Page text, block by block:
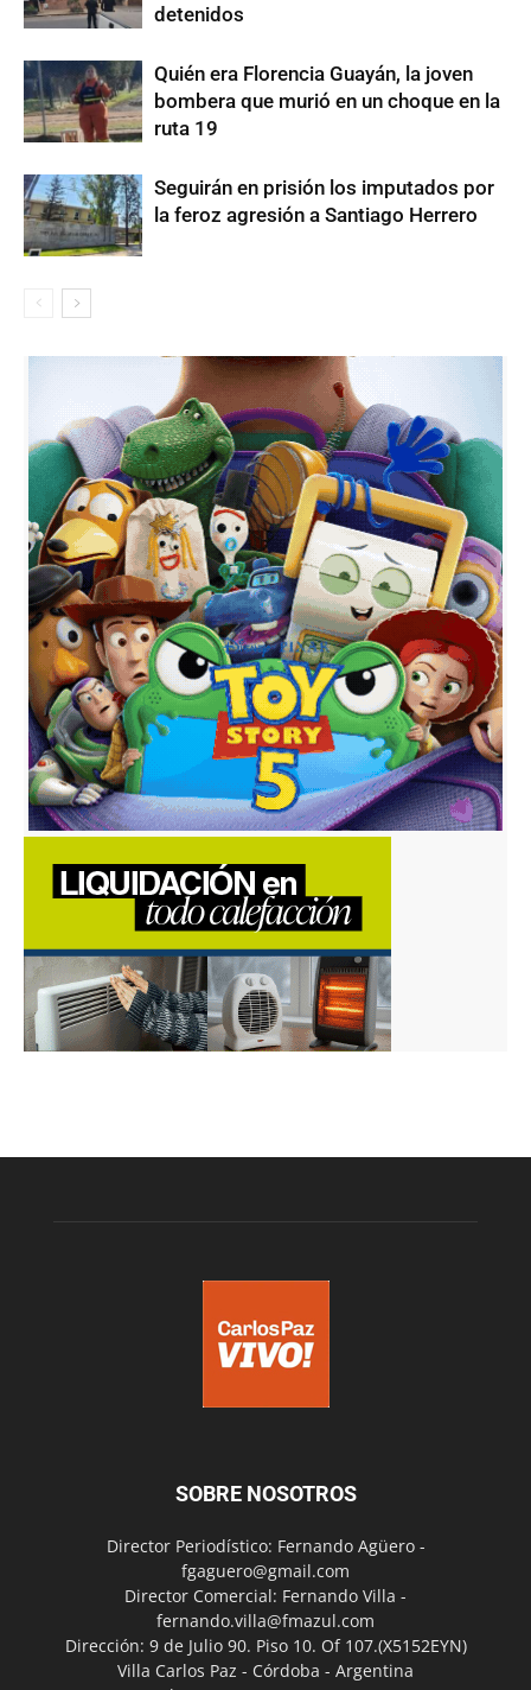
detenidos
Quién era Florencia Guayán, la joven
bombera que murió en un choque en la
ruta 19
Seguirán en prisión los imputados por
la feroz agresión a Santiago Herrero
SOBRE NOSOTROS
Director Periodístico: Fernando Agüero -
fgaguero@gmail.com
Director Comercial: Fernando Villa -
fernando.villa@fmazul.com
Dirección: 9 de Julio 90. Piso 10. Of 107.(X5152EYN)
Villa Carlos Paz - Córdoba - Argentina